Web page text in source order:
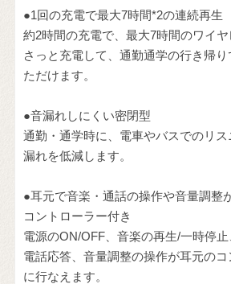
●1回の充電で最大7時間*2の連続再生
約2時間の充電で、最大7時間のワイヤ
さっと充電して、通勤通学の行き帰
ただけます。
●音漏れしにくい密閉型
通勤・通学時に、電車やバスでのリ
漏れを低減します。
●耳元で音楽・通話の操作や音量調整
コントローラー付き
電源のON/OFF、音楽の再生/一時停止
電話応答、音量調整の操作が耳元の
に行なえます。